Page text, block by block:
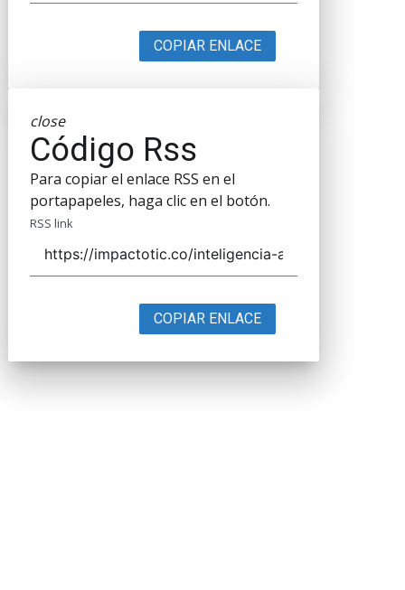
COPIAR ENLACE
close
Código Rss
Para copiar el enlace RSS en el
portapapeles, haga clic en el botón.
RSS link
COPIAR ENLACE